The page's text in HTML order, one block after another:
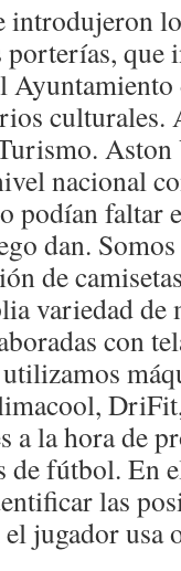
introdujeron
porterías,
culturales.
nacional
podían faltar
dan.
de
variedad de
con
a la hora de
de fútbol. En
las
jugador usa